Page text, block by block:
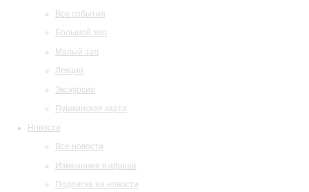
Все события
Большой зал
Малый зал
Лекции
Экскурсии
Пушкинская карта
Новости
Все новости
Изменения в афише
Подписка на новости